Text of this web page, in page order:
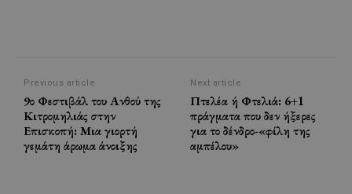
Previous article
9ο Φεστιβάλ του Ανθού της
Κιτρομηλιάς στην
Επισκοπή: Μια γιορτή
γεμάτη άρωμα άνοιξης
Next article
Πτελέα ή Φτελιά: 6+1
πράγματα που δεν ήξερες
για το δένδρο-«φίλη της
αμπέλου»